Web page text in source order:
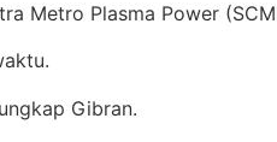
Metro Plasma Power
Gibran.